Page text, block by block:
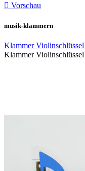
 Vorschau
musik-klammern
Klammer
Klammer